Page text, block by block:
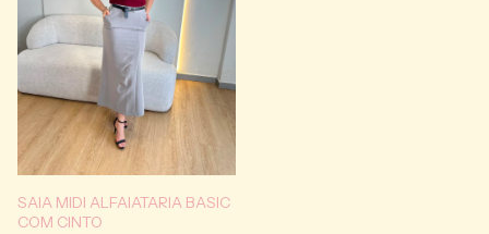
SAIA MIDI ALFAIATARIA BASIC
COM CINTO